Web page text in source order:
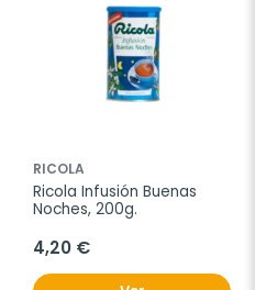
RICOLA
Ricola Infusión Buenas
Noches, 200g.
4,20 €